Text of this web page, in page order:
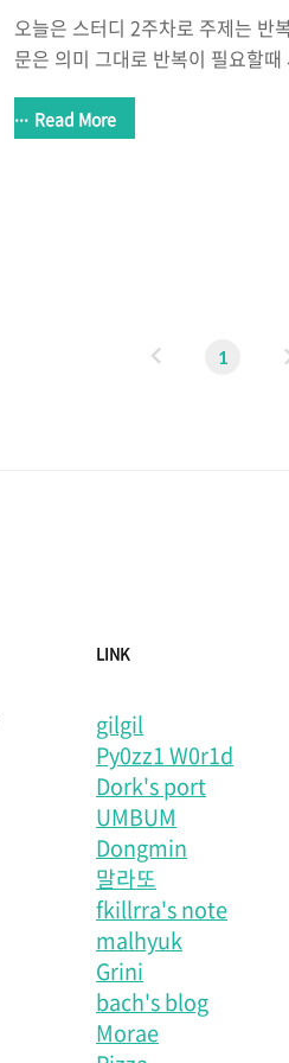
오늘은 스터디 2주차로 주제는
문은 의미 그대로 반복이 필요할
수는 없지만 디렉토리 구조로 진
Read More
1
LINK
gilgil
Py0zz1 W0r1d
Dork's port
UMBUM
Dongmin
말라또
fkillrra's note
malhyuk
Grini
bach's blog
Morae